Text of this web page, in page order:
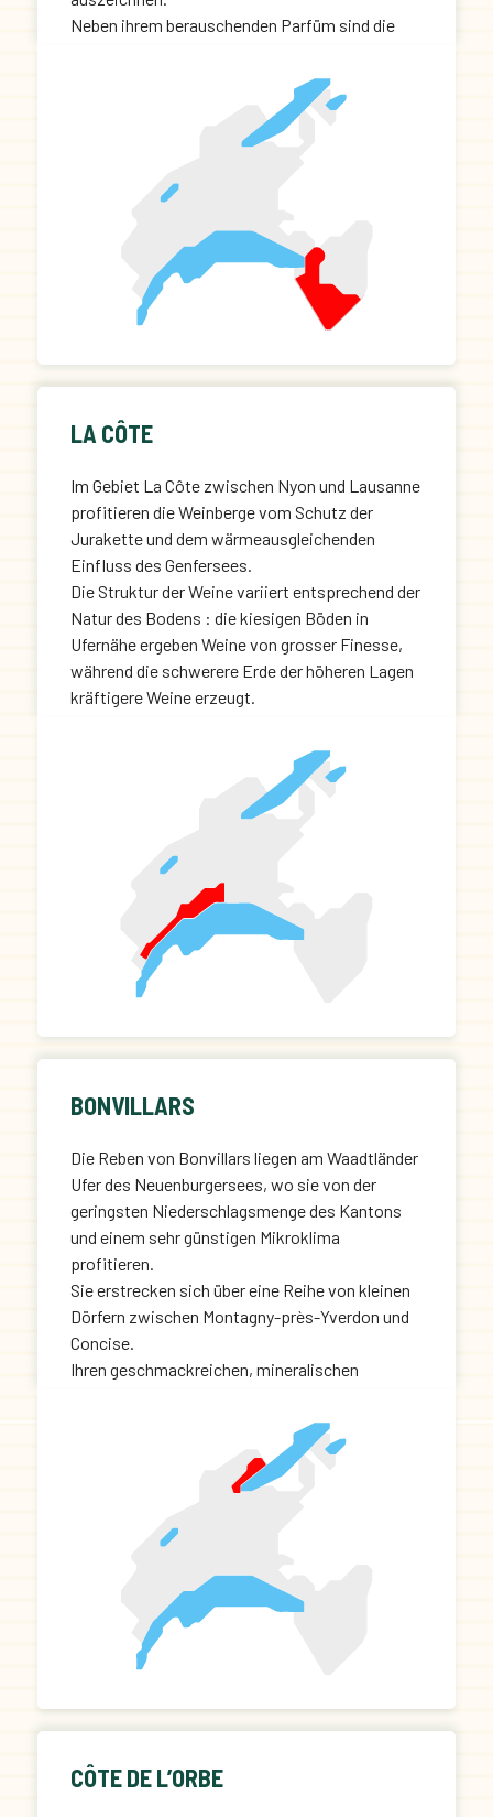
Neben ihrem berauschenden Parfüm sind die
Feuersteingeschmack und ihrem fruchtigen
LA CÔTE
Im Gebiet La Côte zwischen Nyon und Lausanne
profitieren die Weinberge vom Schutz der
Jurakette und dem wärmeausgleichenden
Einfluss des Genfersees.
Die Struktur der Weine variiert entsprechend der
Natur des Bodens : die kiesigen Böden in
Ufernähe ergeben Weine von grosser Finesse,
während die schwerere Erde der höheren Lagen
kräftigere Weine erzeugt.
Düfte und ihren fruchtigen Geschmack.
BONVILLARS
Die Reben von Bonvillars liegen am Waadtländer
Ufer des Neuenburgersees, wo sie von der
geringsten Niederschlagsmenge des Kantons
und einem sehr günstigen Mikroklima
profitieren.
Sie erstrecken sich über eine Reihe von kleinen
Dörfern zwischen Montagny-près-Yverdon und
Concise.
Ihren geschmackreichen, mineralischen
Bonvillars den kiesigen, kalkhaltigen Böden der
CÔTE DE L’ORBE